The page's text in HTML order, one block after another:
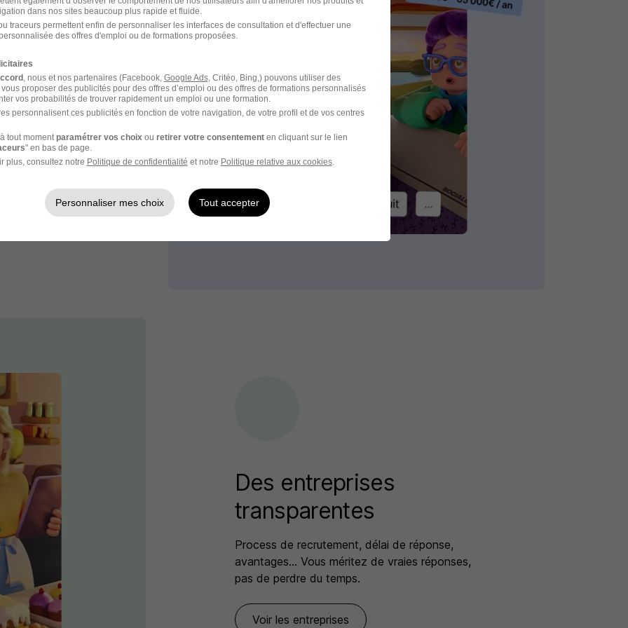
dans
job.
Des entreprises
transparentes
Process de recrutement, délai de réponse,
avantages… Vous méritez de vraies réponses,
pas de perdre du temps.
Voir les entreprises
dans nos sites beaucoup plus rapide et fluide.
traceurs permettent enfin de personnaliser les interfaces de consultation et d'effectuer une
des offres d'emploi ou de formations proposées.
, nous et nos partenaires (Facebook, Google Ads, Critéo, Bing,) pouvons utiliser des
proposer des publicités pour des offres d’emploi ou des offres de formations personnalisés
vos probabilités de trouver rapidement un emploi ou une formation.
personnalisent ces publicités en fonction de votre navigation, de votre profil et de vos centres
tout moment paramétrer vos choix ou retirer votre consentementen cliquant sur le lien
" en bas de page.
plus, consultez notre Politique de confidentialité et notre Politique relative aux cookies.
Personnaliser mes choix Tout accepter